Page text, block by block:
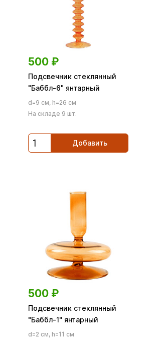
500 ₽
Подсвечник стеклянный
"Баббл-6" янтарный
d=9 см, h=26 см
На складе 9 шт.
Добавить
500 ₽
Подсвечник стеклянный
"Баббл-1" янтарный
d=2 см, h=11 см